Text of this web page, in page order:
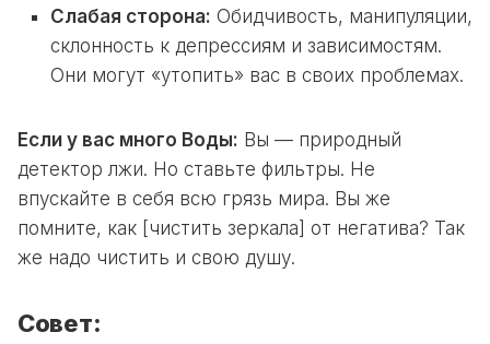
Слабая сторона: Обидчивость, манипуляции,
склонность к депрессиям и зависимостям.
Они могут «утопить» вас в своих проблемах.
Если у вас много Воды: Вы — природный
детектор лжи. Но ставьте фильтры. Не
впускайте в себя всю грязь мира. Вы же
помните, как [чистить зеркала] от негатива? Так
же надо чистить и свою душу.
Совет: